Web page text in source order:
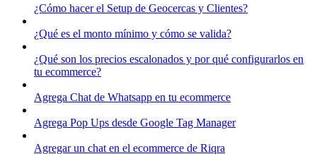
¿Cómo hacer el Setup de Geocercas y Clientes?
¿Qué es el monto mínimo y cómo se valida?
¿Qué son los precios escalonados y por qué configurarlos en
tu ecommerce?
Agrega Chat de Whatsapp en tu ecommerce
Agrega Pop Ups desde Google Tag Manager
Agregar un chat en el ecommerce de Riqra